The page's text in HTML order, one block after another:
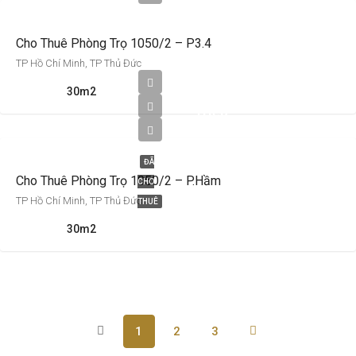
Cho Thuê Phòng Trọ 1050/2 – P3.4
TP Hồ Chí Minh, TP Thủ Đức
30m2
ĐÃ
CHO
THUÊ
Cho Thuê Phòng Trọ 1050/2 – P.Hầm
TP Hồ Chí Minh, TP Thủ Đức
30m2
1 2 3